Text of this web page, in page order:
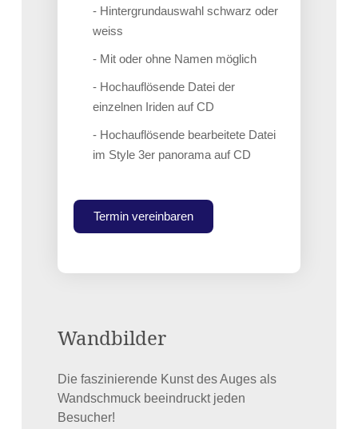
Wandbilder
Die faszinierende Kunst des Auges als
Wandschmuck beeindruckt jeden
Besucher!
- Hintergrundauswahl schwarz oder
weiss
- Mit oder ohne Namen möglich
- Hochauflösende Datei der
einzelnen Iriden auf CD
- Hochauflösende bearbeitete Datei
im Style 3er panorama auf CD
Termin vereinbaren